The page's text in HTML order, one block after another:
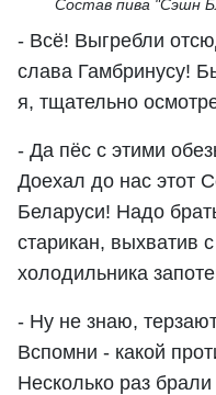
Состав пива "Сэшн
- Всё! Выгребли
слава Гамбринусу!
я, тщательно
- Да пёс с этими
Доехал до нас этот
Беларуси! Надо
старикан, выхватив
холодильника
- Ну не знаю,
Вспомни - какой
Несколько раз